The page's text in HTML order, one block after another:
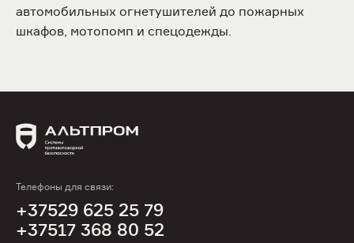
автомобильных огнетушителей до пожарных
шкафов, мотопомп и спецодежды.
Телефоны для связи:
+37529 625 25 79
+37517 368 80 52